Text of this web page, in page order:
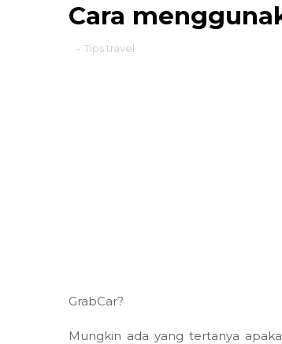
Cara
- Tips travel
GrabCar?
Mungkin ada yang tertanya